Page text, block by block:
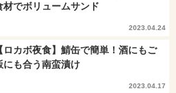
材でボリュームサンド
2023.04.24
【ロカボ夜食】鯖缶で簡単！酒にもご
にも合う南蛮漬け
2023.04.17